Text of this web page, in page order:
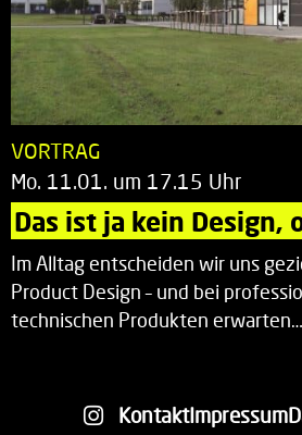
VORTRAG
Mo. 11.01. um 17.15 Uhr
Das ist ja kein Design,
Im Alltag entscheiden wir uns
Product Design – und bei
technischen Produkten erwarten…
KontaktImpressum